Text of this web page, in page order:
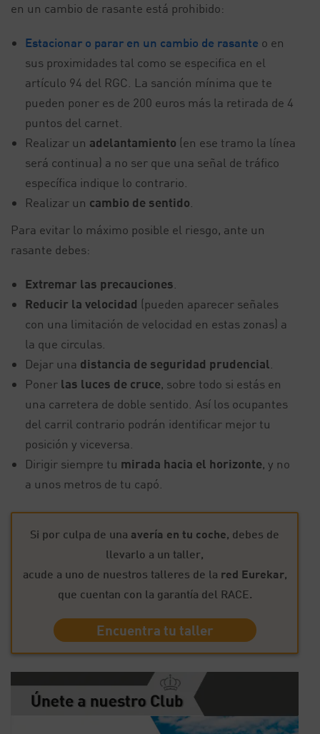
en un cambio de rasante está prohibido:
Estacionar o parar en un cambio de rasante o en
sus proximidades tal como se especifica en el
artículo 94 del RGC. La sanción mínima que te
pueden poner es de 200 euros más la retirada de 4
puntos del carnet.
Realizar un adelantamiento (en ese tramo la línea
será continua) a no ser que una señal de tráfico
específica indique lo contrario.
Realizar un cambio de sentido
Para evitar lo máximo posible el riesgo, ante un
rasante debes:
Extremar las precauciones
Reducir la velocidad (pueden aparecer señales
con una limitación de velocidad en estas zonas) a
la que circulas.
Dejar una distancia de seguridad prudencial
Poner las luces de cruce, sobre todo si estás en
una carretera de doble sentido. Así los ocupantes
del carril contrario podrán identificar mejor tu
posición y viceversa.
Dirigir siempre tu mirada hacia el horizonte, y no
a unos metros de tu capó.
Si por culpa de una avería en tu coche, debes de
llevarlo a un taller,
acude a uno de nuestros talleres de la red Eurekar,
que cuentan con la garantía del RACE.
Encuentra tu taller